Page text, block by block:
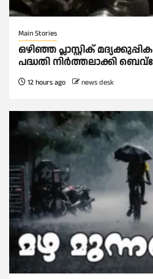
Main Stories
ഒഴിഞ്ഞ പ്ലാസ്റ്റിക്
പദ്ധതി നിര്‍ത്തലാക്കി
12 hours ago news desk